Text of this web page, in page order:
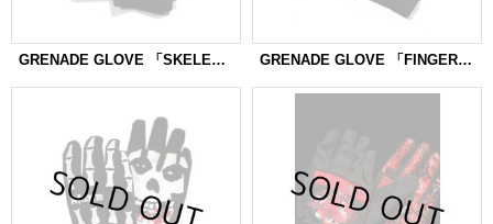
GRENADE GLOVE 「SKELESHRED」 GRENADE GLOVE 「FINGERLESS」